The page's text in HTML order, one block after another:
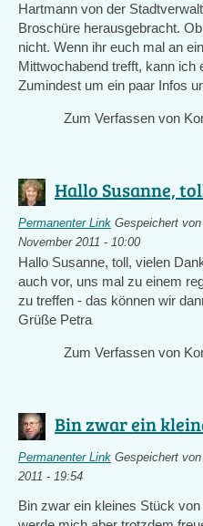
Hartmann von der
Broschüre herausgebracht.
nicht. Wenn ihr euch mal an
Mittwochabend trefft, kann ich
Zumindest um ein paar Infos
Zum Verfassen von
Hallo Susanne,
Permanenter Link Gespeichert von
November 2011 - 10:00
Hallo Susanne, toll, vielen
auch vor, uns mal zu einem
zu treffen - das können wir
Grüße Petra
Zum Verfassen von
Bin zwar ein
Permanenter Link Gespeichert von
2011 - 19:54
Bin zwar ein kleines Stück